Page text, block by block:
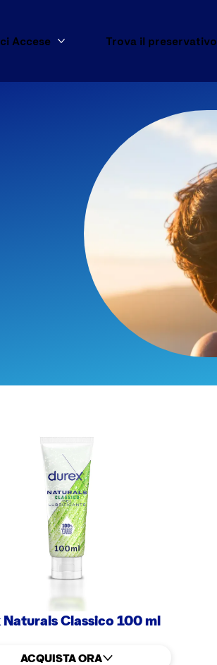
i prodotti
Accese Mostra di più A Luci Accese
Trova il preservativo
Naturals Classico 100 ml
ACQUISTA ORA